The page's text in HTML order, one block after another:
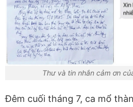
Thư và tin nhắn cảm ơn
Đêm cuối tháng 7, ca mổ